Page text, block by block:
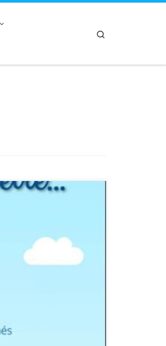
élèves de 6B ont écrit leurs
Vous pouvez lire leur